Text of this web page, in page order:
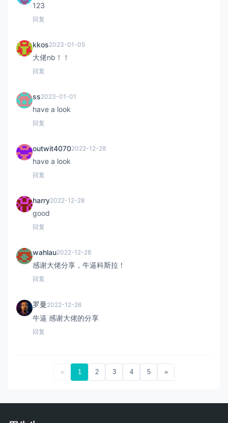
123
回复
kkos2023-01-05
大佬nb！！
回复
ss2023-01-01
have a look
回复
outwit40702022-12-28
have a look
回复
harry2022-12-28
good
回复
wahlau2022-12-28
感谢大佬分享，牛逼科斯拉！
回复
罗曼 2022-12-26
牛逼 感谢大佬的分享
回复
« 1 2 3 4 5 »